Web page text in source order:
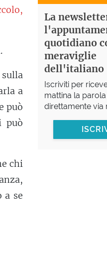
a
può
può
chi
a se
La
quotidiano
meraviglie
dell'italiano
Iscriviti per
mattina la
direttamente via